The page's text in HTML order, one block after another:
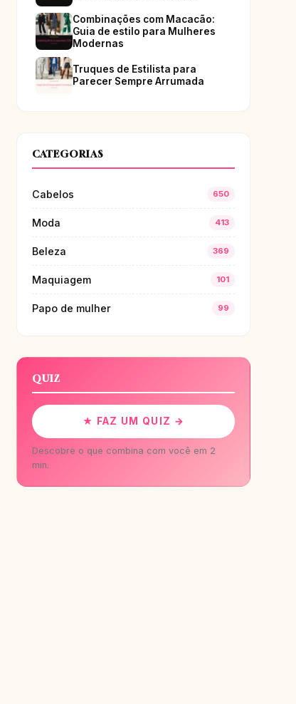
Combinações com Macacão:
Guia de estilo para Mulheres
Modernas
Truques de Estilista para
Parecer Sempre Arrumada
CATEGORIAS
Cabelos 650
Moda 413
Beleza 369
Maquiagem 101
Papo de mulher 99
QUIZ
★ FAZ UM QUIZ →
Descobre o que combina com você em 2
min.